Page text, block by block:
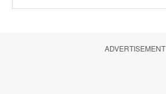
ADVERTISEMENT